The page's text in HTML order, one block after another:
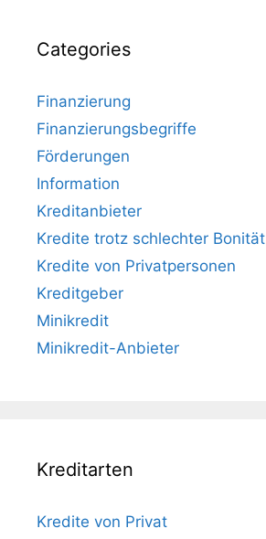
Categories
Finanzierung
Finanzierungsbegriffe
Förderungen
Information
Kreditanbieter
Kredite trotz schlechter Bonität
Kredite von Privatpersonen
Kreditgeber
Minikredit
Minikredit-Anbieter
Kreditarten
Kredite von Privat